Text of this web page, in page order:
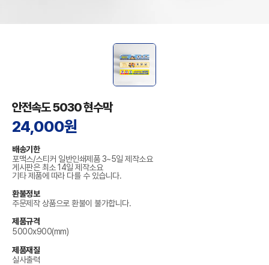
안전속도 5030 현수막
24,000원
배송기한
포맥스/스티커 일반인쇄제품 3~5일 제작소요
게시판은 최소 14일 제작소요
기타 제품에 따라 다를 수 있습니다.
환불정보
주문제작 상품으로 환불이 불가합니다.
제품규격
5000x900(mm)
제품재질
실사출력